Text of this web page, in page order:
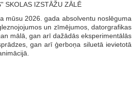
SKOLAS IZSTĀŽU ZĀLĒ
mūsu 2026. gada absolventu noslēguma
un zīmējumos, datorgrafikas
mālā, gan arī dažādās eksperimentālās
gan arī ģerboņa siluetā ievietotā